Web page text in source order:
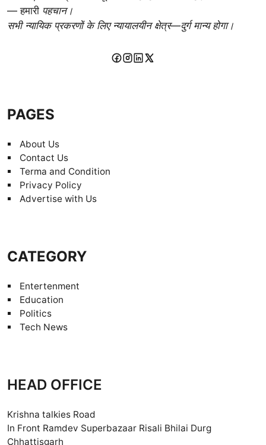
— हमारी पहचान।
सभी न्यायिक प्रकरणों के लिए न्यायालयीन क्षेत्र—दुर्ग मान्य होगा।
PAGES
About Us
Contact Us
Terma and Condition
Privacy Policy
Advertise with Us
CATEGORY
Entertenment
Education
Politics
Tech News
HEAD OFFICE
Krishna talkies Road
In Front Ramdev Superbazaar Risali Bhilai Durg
Chhattisgarh